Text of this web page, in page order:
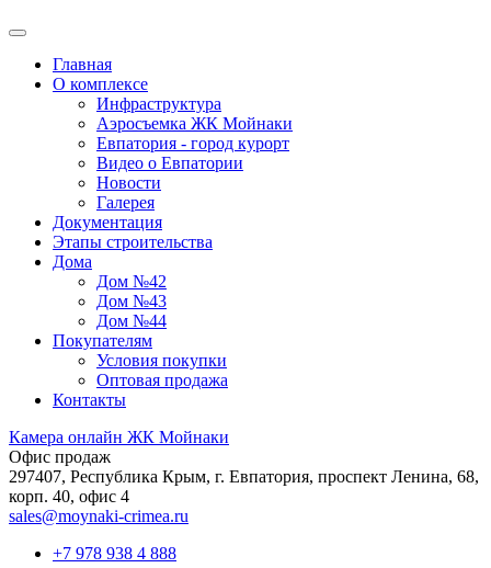
Главная
О комплексе
Инфраструктура
Аэросъемка ЖК Мойнаки
Евпатория - город курорт
Видео о Евпатории
Новости
Галерея
Документация
Этапы строительства
Дома
Дом №42
Дом №43
Дом №44
Покупателям
Условия покупки
Оптовая продажа
Контакты
Камера онлайн ЖК Мойнаки
Офис продаж
297407, Республика Крым, г. Евпатория, проспект Ленина, 68,
корп. 40, офис 4
sales@moynaki-crimea.ru
+7 978 938 4 888